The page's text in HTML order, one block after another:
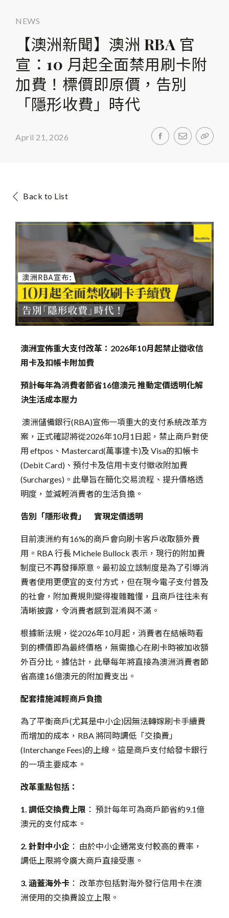
NEWS
【澳洲新聞】澳洲 RBA 官
宣：10 月起全面禁用刷卡附
加費！標價即原價，告別
「隱形收費」時代
April 21, 2026
Back to List
澳洲宣佈重大支付改革：2026年10月起禁止徵收信
用卡及扣帳卡附加費
預計每年為消費者節省16億澳元 推動定價透明化解
決生活成本壓力
澳洲儲備銀行(RBA)宣佈一項重大的支付系統改革方
案，正式確認將從2026年10月1日起，禁止商戶對使
用 eftpos、Mastercard(萬事達卡)及 Visa的扣帳卡
(Debit Card)、預付卡及信用卡支付徵收附加費
(Surcharges)。此舉旨在簡化交易流程、提升價格透
明度，並減輕消費者的生活負擔。
告別「隱形收費」 實現定價透明
目前澳洲約有16%的商戶會向刷卡客戶收取額外費
用。RBA 行長 Michele Bullock 表示，現行的附加費
制度已不再發揮原意。最初設立該制度是為了引導消
費者使用更便宜的支付方式，但在現今電子支付普及
的社會，附加費規則變得複雜難懂，且商戶往往未有
清晰披露，令消費者感到混淆與不滿。
根據新法規，從2026年10月起，消費者在結帳時看
到的標價即為最終價格，無需擔心在刷卡時被加收額
外百分比。據估計，此舉每年將直接為澳洲消費者節
省高達16億澳元的附加費支出。
配套措施減輕商戶負擔
為了平衡商戶(尤其是中小企)因無法轉嫁刷卡手續費
而增加的成本，RBA 將同時調低「交換費」
(Interchange Fees)的上線。這是商戶支付給發卡銀行
的一項主要成本。
改革重點包括：
1. 調低交換費上限 ： 預計每年可為商戶節省約9.1億
澳元的支付成本。
2. 針對中小企 ： 由於中小企通常支付較高的費率，
調低上限將令廣大商戶直接受惠。
3. 涵蓋海外卡 ： 改革亦包括對海外發行信用卡在澳
洲使用的交換費設立上限。